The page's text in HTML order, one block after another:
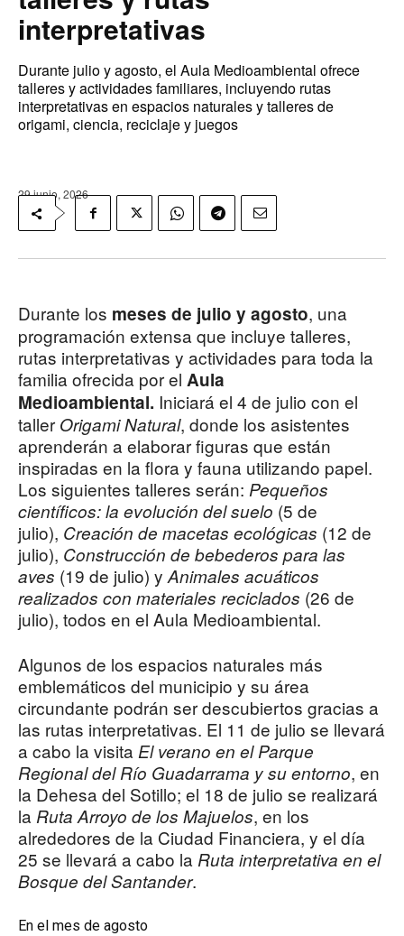
interpretativas
Durante julio y agosto, el Aula Medioambiental ofrece
talleres y actividades familiares, incluyendo rutas
interpretativas en espacios naturales y talleres de
origami, ciencia, reciclaje y juegos
29 junio, 2026
Durante los meses de julio y agosto, una
programación extensa que incluye talleres,
rutas interpretativas y actividades para toda la
familia ofrecida por el Aula
Medioambiental. Iniciará el 4 de julio con el
taller Origami Natural, donde los asistentes
aprenderán a elaborar figuras que están
inspiradas en la flora y fauna utilizando papel.
Los siguientes talleres serán: Pequeños
científicos: la evolución del suelo (5 de
julio), Creación de macetas ecológicas (12 de
julio), Construcción de bebederos para las
aves (19 de julio) y Animales acuáticos
realizados con materiales reciclados (26 de
julio), todos en el Aula Medioambiental.
Algunos de los espacios naturales más
emblemáticos del municipio y su área
circundante podrán ser descubiertos gracias a
las rutas interpretativas. El 11 de julio se llevará
a cabo la visita El verano en el Parque
Regional del Río Guadarrama y su entorno, en
la Dehesa del Sotillo; el 18 de julio se realizará
la Ruta Arroyo de los Majuelos, en los
alrededores de la Ciudad Financiera, y el día
25 se llevará a cabo la Ruta interpretativa en el
Bosque del Santander.
En el mes de agosto